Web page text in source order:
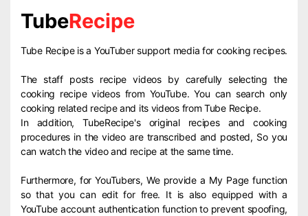
TubeRecipe
Tube Recipe is a YouTuber support media for cooking recipes.
The staff posts recipe videos by carefully selecting the
cooking recipe videos from YouTube. You can search only
cooking related recipe and its videos from Tube Recipe.
In addition, TubeRecipe's original recipes and cooking
procedures in the video are transcribed and posted, So you
can watch the video and recipe at the same time.
Furthermore, for YouTubers, We provide a My Page function
so that you can edit for free. It is also equipped with a
YouTube account authentication function to prevent spoofing,